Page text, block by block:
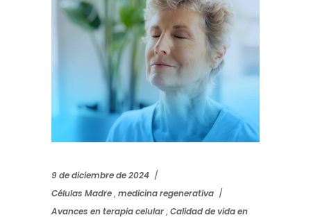
9 de diciembre de 2024
Células Madre,medicina regenerativa
Avances en terapia celular,Calidad de vida en